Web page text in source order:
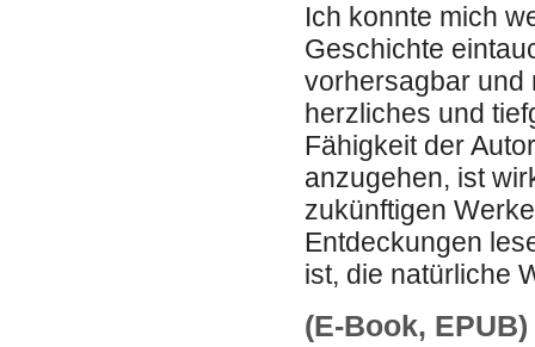
Ich konnte mich
Geschichte
vorhersagbar und
herzliches und
Fähigkeit der
anzugehen, ist
zukünftigen
Entdeckungen
ist, die natürliche
(E-Book,